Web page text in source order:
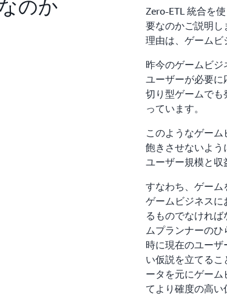
のか
Zero-ETL 統合を
要なのかご説明し
理由は、ゲームビ
昨今のゲームビジ
ユーザーが必要に
切り型ゲームでも
っています。
このようなゲー
飽きさせないよう
ユーザー規模と収
すなわち、ゲー
ゲームビジネスに
るものでなけれ
ムプランナーの
時に現在のユー
い仮説を立てる
ータを元にゲー
てより確度の高い